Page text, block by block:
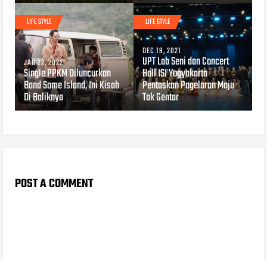
LIFE STYLE
JAN 22, 2022
Single PPKM Diluncurkan
Band Some Island, Ini Kisah
Di Baliknya
LIFE STYLE
DEC 19, 2021
UPT Lab Seni dan Concert
Hall ISI Yogyakarta
Pentaskan Pagelaran Maju
Tak Gentar
POST A COMMENT